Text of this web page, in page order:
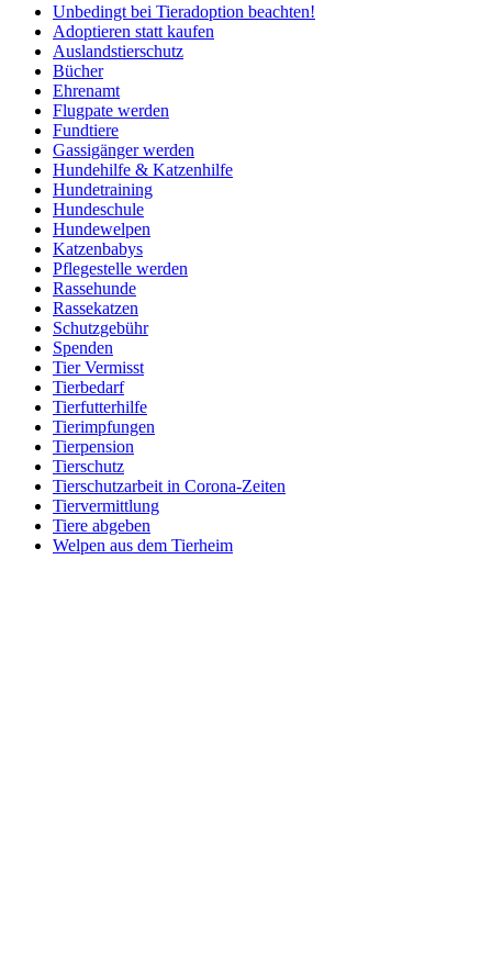
Unbedingt bei Tieradoption beachten!
Adoptieren statt kaufen
Auslandstierschutz
Bücher
Ehrenamt
Flugpate werden
Fundtiere
Gassigänger werden
Hundehilfe & Katzenhilfe
Hundetraining
Hundeschule
Hundewelpen
Katzenbabys
Pflegestelle werden
Rassehunde
Rassekatzen
Schutzgebühr
Spenden
Tier Vermisst
Tierbedarf
Tierfutterhilfe
Tierimpfungen
Tierpension
Tierschutz
Tierschutzarbeit in Corona-Zeiten
Tiervermittlung
Tiere abgeben
Welpen aus dem Tierheim